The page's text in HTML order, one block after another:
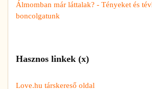
Álmomban már láttalak? - Tényeket és
boncolgatunk
Hasznos linkek (x)
Love.hu társkereső oldal